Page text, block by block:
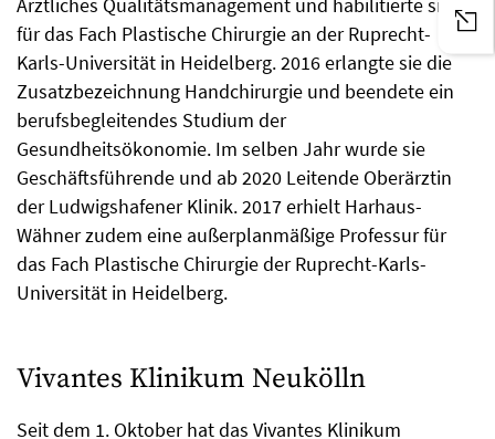
für das Fach Plastische Chirurgie an der Ruprecht-
Karls-Universität in Heidelberg. 2016 erlangte sie die
Zusatzbezeichnung Handchirurgie und beendete ein
berufsbegleitendes Studium der
Gesundheitsökonomie. Im selben Jahr wurde sie
Geschäftsführende und ab 2020 Leitende Oberärztin
der Ludwigshafener Klinik. 2017 erhielt Harhaus-
Wähner zudem eine außerplanmäßige Professur für
das Fach Plastische Chirurgie der Ruprecht-Karls-
Universität in Heidelberg.
Vivantes Klinikum Neukölln
Seit dem 1. Oktober hat das Vivantes Klinikum